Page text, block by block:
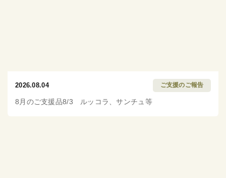
2026.08.04 ご支援のご報告
8月のご支援品8/3 ルッコラ、サンチュ等